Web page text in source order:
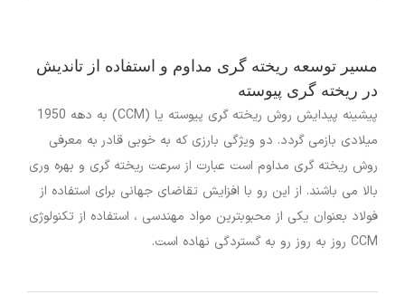
مسیر توسعه ریخته گری مداوم و استفاده از تاندیش
در ریخته گری پیوسته
پیشینه پیدایش روش ریخته گری پیوسته یا (CCM) به دهه 1950
میلادی بازمی گردد. دو ویژگی بارزی که به خوبی قادر به معرفی
روش ریخته گری مداوم است عبارت از سرعت ریخته گری و بهره وری
بالا می باشند. از این رو با افزایش تقاضای جهانی برای استفاده از
فولاد بعنوان یکی از محبوبترین مواد مهندسی ، استفاده از تکنولوژی
CCM روز به روز رو به گستردگی نهاده است.